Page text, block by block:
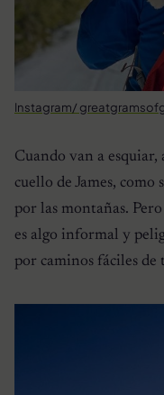
Instagram/
Cuando van a esquiar,
cuello de James, como
por las montañas.
es algo informal y
por caminos fáciles de